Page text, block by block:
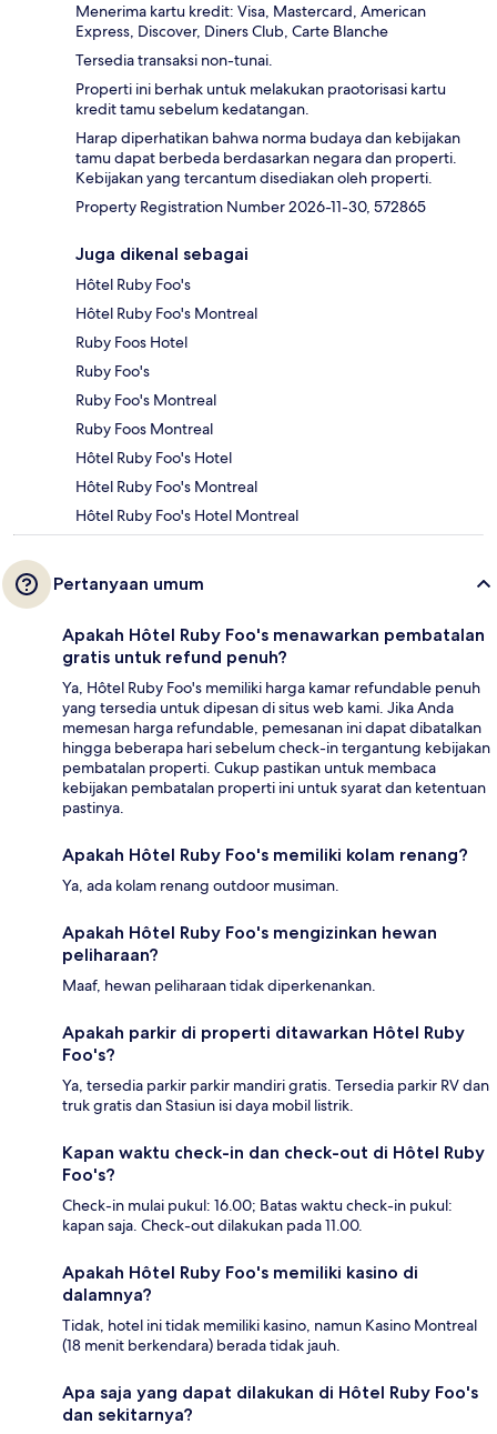
Menerima kartu kredit: Visa, Mastercard, American
Express, Discover, Diners Club, Carte Blanche
Tersedia transaksi non-tunai.
Properti ini berhak untuk melakukan praotorisasi kartu
kredit tamu sebelum kedatangan.
Harap diperhatikan bahwa norma budaya dan kebijakan
tamu dapat berbeda berdasarkan negara dan properti.
Kebijakan yang tercantum disediakan oleh properti.
Property Registration Number 2026-11-30, 572865
Juga dikenal sebagai
Hôtel Ruby Foo's
Hôtel Ruby Foo's Montreal
Ruby Foos Hotel
Ruby Foo's
Ruby Foo's Montreal
Ruby Foos Montreal
Hôtel Ruby Foo's Hotel
Hôtel Ruby Foo's Montreal
Hôtel Ruby Foo's Hotel Montreal
Pertanyaan umum
Apakah Hôtel Ruby Foo's menawarkan pembatalan
gratis untuk refund penuh?
Ya, Hôtel Ruby Foo's memiliki harga kamar refundable penuh
yang tersedia untuk dipesan di situs web kami. Jika Anda
memesan harga refundable, pemesanan ini dapat dibatalkan
hingga beberapa hari sebelum check-in tergantung kebijakan
pembatalan properti. Cukup pastikan untuk membaca
kebijakan pembatalan properti ini untuk syarat dan ketentuan
pastinya.
Apakah Hôtel Ruby Foo's memiliki kolam renang?
Ya, ada kolam renang outdoor musiman.
Apakah Hôtel Ruby Foo's mengizinkan hewan
peliharaan?
Maaf, hewan peliharaan tidak diperkenankan.
Apakah parkir di properti ditawarkan Hôtel Ruby
Foo's?
Ya, tersedia parkir parkir mandiri gratis. Tersedia parkir RV dan
truk gratis dan Stasiun isi daya mobil listrik.
Kapan waktu check-in dan check-out di Hôtel Ruby
Foo's?
Check-in mulai pukul: 16.00; Batas waktu check-in pukul:
kapan saja. Check-out dilakukan pada 11.00.
Apakah Hôtel Ruby Foo's memiliki kasino di
dalamnya?
Tidak, hotel ini tidak memiliki kasino, namun Kasino Montreal
(18 menit berkendara) berada tidak jauh.
Apa saja yang dapat dilakukan di Hôtel Ruby Foo's
dan sekitarnya?